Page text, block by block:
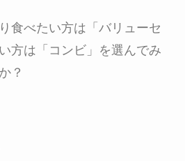
食べたい方は「バリューセ
方は「コンビ」を選んでみ
？